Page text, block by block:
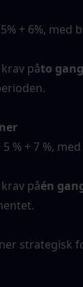
5% + 6%, med
påto
5 % + 7 %,
påén
strategisk